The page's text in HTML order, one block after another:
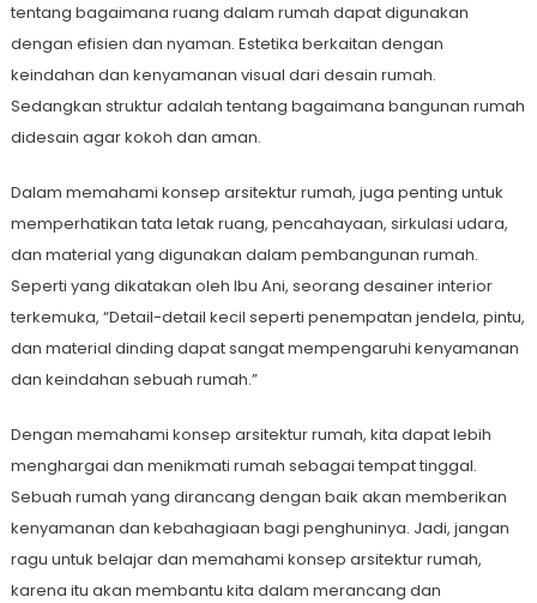
tentang bagaimana ruang dalam rumah dapat digunakan
dengan efisien dan nyaman. Estetika berkaitan dengan
keindahan dan kenyamanan visual dari desain rumah.
Sedangkan struktur adalah tentang bagaimana bangunan rumah
didesain agar kokoh dan aman.
Dalam memahami konsep arsitektur rumah, juga penting untuk
memperhatikan tata letak ruang, pencahayaan, sirkulasi udara,
dan material yang digunakan dalam pembangunan rumah.
Seperti yang dikatakan oleh Ibu Ani, seorang desainer interior
terkemuka, “Detail-detail kecil seperti penempatan jendela, pintu,
dan material dinding dapat sangat mempengaruhi kenyamanan
dan keindahan sebuah rumah.”
Dengan memahami konsep arsitektur rumah, kita dapat lebih
menghargai dan menikmati rumah sebagai tempat tinggal.
Sebuah rumah yang dirancang dengan baik akan memberikan
kenyamanan dan kebahagiaan bagi penghuninya. Jadi, jangan
ragu untuk belajar dan memahami konsep arsitektur rumah,
karena itu akan membantu kita dalam merancang dan